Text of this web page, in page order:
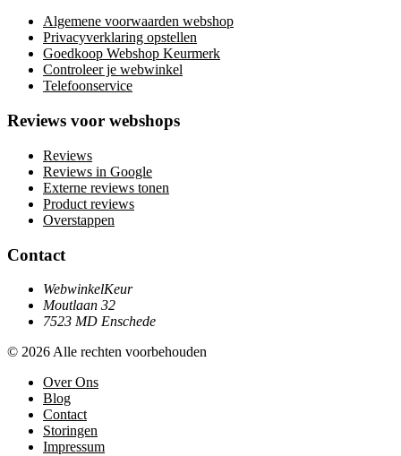
Algemene voorwaarden webshop
Privacyverklaring opstellen
Goedkoop Webshop Keurmerk
Controleer je webwinkel
Telefoonservice
Reviews voor webshops
Reviews
Reviews in Google
Externe reviews tonen
Product reviews
Overstappen
Contact
WebwinkelKeur
Moutlaan 32
7523 MD Enschede
© 2026 Alle rechten voorbehouden
Over Ons
Blog
Contact
Storingen
Impressum